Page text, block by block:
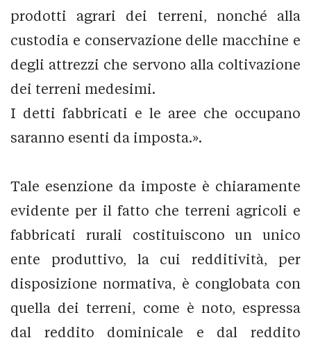
prodotti agrari dei terreni, nonché alla
custodia e conservazione delle macchine e
degli attrezzi che servono alla coltivazione
dei terreni medesimi.
I detti fabbricati e le aree che occupano
saranno esenti da imposta.».
Tale esenzione da imposte è chiaramente
evidente per il fatto che terreni agricoli e
fabbricati rurali costituiscono un unico
ente produttivo, la cui redditività, per
disposizione normativa, è conglobata con
quella dei terreni, come è noto, espressa
dal reddito dominicale e dal reddito